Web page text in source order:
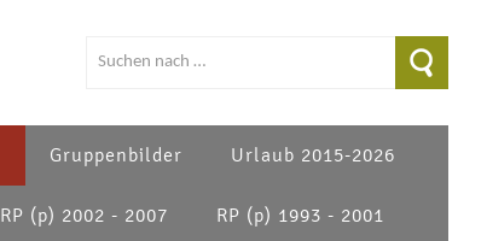
Gruppenbilder Urlaub 2015-2026
RP (p) 2002 - 2007 RP (p) 1993 - 2001